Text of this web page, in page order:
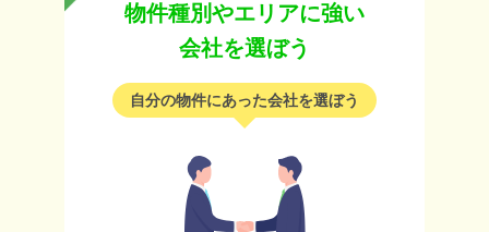
物件種別やエリアに強い
会社を選ぼう
自分の物件にあった会社を選ぼう